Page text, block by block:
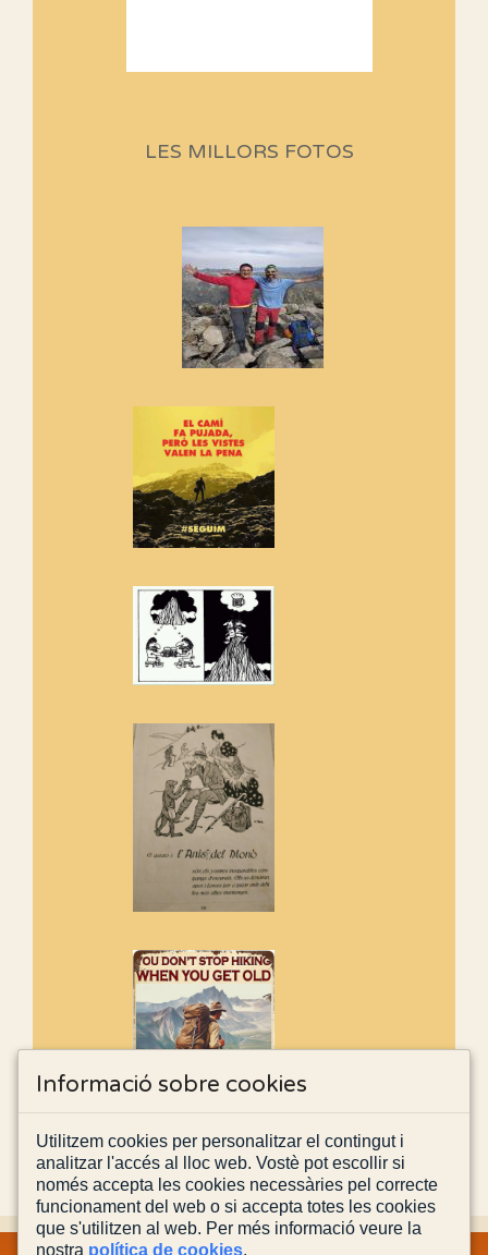
programació d'aquest any
Si no podem caminar, alguna
cosa hem de fer...
Els Centpeus signen el
Manifest a favor dels Camins
adhereix-te al manifest!
Rebem un diploma dels
Amics de Sant Aniol d'Aguja
Els Centpeus estem implicats
de l'entorn de Sant Aniol
LES MILLORS FOTOS
Informació sobre cookies
Utilitzem cookies per personalitzar el contingut i
analitzar l'accés al lloc web. Vostè pot escollir si
només accepta les cookies necessàries pel correcte
funcionament del web o si accepta totes les cookies
que s'utilitzen al web. Per més informació veure la
nostra política de cookies.